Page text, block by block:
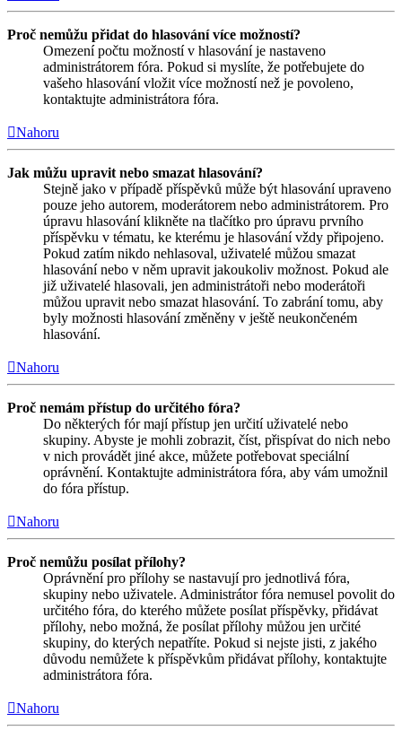
Proč nemůžu přidat do hlasování více možností?
Omezení počtu možností v hlasování je nastaveno
administrátorem fóra. Pokud si myslíte, že potřebujete do
vašeho hlasování vložit více možností než je povoleno,
kontaktujte administrátora fóra.
Nahoru
Jak můžu upravit nebo smazat hlasování?
Stejně jako v případě příspěvků může být hlasování upraveno
pouze jeho autorem, moderátorem nebo administrátorem. Pro
úpravu hlasování klikněte na tlačítko pro úpravu prvního
příspěvku v tématu, ke kterému je hlasování vždy připojeno.
Pokud zatím nikdo nehlasoval, uživatelé můžou smazat
hlasování nebo v něm upravit jakoukoliv možnost. Pokud ale
již uživatelé hlasovali, jen administrátoři nebo moderátoři
můžou upravit nebo smazat hlasování. To zabrání tomu, aby
byly možnosti hlasování změněny v ještě neukončeném
hlasování.
Nahoru
Proč nemám přístup do určitého fóra?
Do některých fór mají přístup jen určití uživatelé nebo
skupiny. Abyste je mohli zobrazit, číst, přispívat do nich nebo
v nich provádět jiné akce, můžete potřebovat speciální
oprávnění. Kontaktujte administrátora fóra, aby vám umožnil
do fóra přístup.
Nahoru
Proč nemůžu posílat přílohy?
Oprávnění pro přílohy se nastavují pro jednotlivá fóra,
skupiny nebo uživatele. Administrátor fóra nemusel povolit do
určitého fóra, do kterého můžete posílat příspěvky, přidávat
přílohy, nebo možná, že posílat přílohy můžou jen určité
skupiny, do kterých nepatříte. Pokud si nejste jisti, z jakého
důvodu nemůžete k příspěvkům přidávat přílohy, kontaktujte
administrátora fóra.
Nahoru